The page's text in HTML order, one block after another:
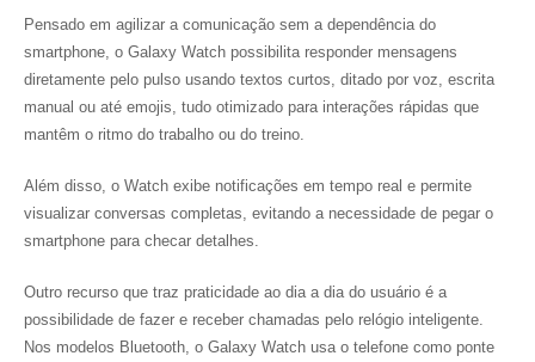
Pensado em agilizar a comunicação sem a dependência do
smartphone, o Galaxy Watch possibilita responder mensagens
diretamente pelo pulso usando textos curtos, ditado por voz, escrita
manual ou até emojis, tudo otimizado para interações rápidas que
mantêm o ritmo do trabalho ou do treino.
Além disso, o Watch exibe notificações em tempo real e permite
visualizar conversas completas, evitando a necessidade de pegar o
smartphone para checar detalhes.
Outro recurso que traz praticidade ao dia a dia do usuário é a
possibilidade de fazer e receber chamadas pelo relógio inteligente.
Nos modelos Bluetooth, o Galaxy Watch usa o telefone como ponte